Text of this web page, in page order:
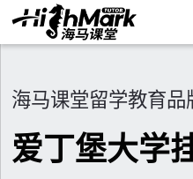
海马课堂留学教育品
爱丁堡大学